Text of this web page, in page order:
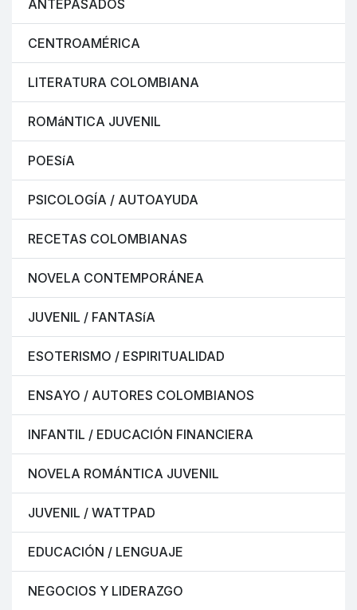
ANTEPASADOS
CENTROAMÉRICA
LITERATURA COLOMBIANA
ROMáNTICA JUVENIL
POESíA
PSICOLOGÍA / AUTOAYUDA
RECETAS COLOMBIANAS
NOVELA CONTEMPORÁNEA
JUVENIL / FANTASíA
ESOTERISMO / ESPIRITUALIDAD
ENSAYO / AUTORES COLOMBIANOS
INFANTIL / EDUCACIÓN FINANCIERA
NOVELA ROMÁNTICA JUVENIL
JUVENIL / WATTPAD
EDUCACIÓN / LENGUAJE
NEGOCIOS Y LIDERAZGO